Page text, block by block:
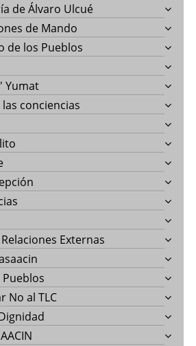
de Álvaro Ulcué
de Mando
de los Pueblos
Yumat
conciencias
Externas
No al TLC